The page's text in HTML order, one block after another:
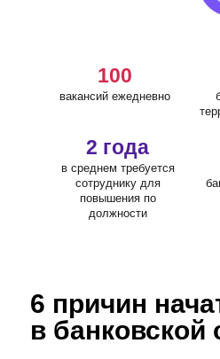
100
вакансий ежедневно
2 года
в среднем требуется
сотруднику для
повышения по
должности
6 причин
в банковской